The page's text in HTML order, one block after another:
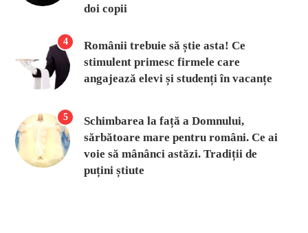
doi copii
4
Românii trebuie să știe asta! Ce
stimulent primesc firmele care
angajează elevi și studenți în vacanțe
5
Schimbarea la față a Domnului,
sărbătoare mare pentru români. Ce ai
voie să mânânci astăzi. Tradiții de
puțini știute